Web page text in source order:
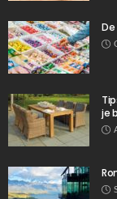
je